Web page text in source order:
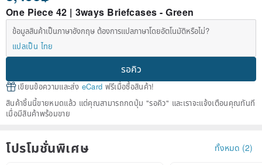
One Piece 42 | 3ways Briefcases - Green
ข้อมูลสินค้าเป็นภาษาอังกฤษ ต้องการแปลภาษาโดยอัตโนมัติหรือไม่?
แปลเป็น ไทย
รอคิว
เขียนข้อความและส่ง eCard ฟรีเมื่อซื้อสินค้า!
สินค้าชิ้นนี้ขายหมดแล้ว แต่คุณสามารถกดปุ่ม "รอคิว" และเราจะแจ้งเตือนคุณทันที
เมื่อมีสินค้าพร้อมขาย
โปรโมชั่นพิเศษ ทั้งหมด (2)